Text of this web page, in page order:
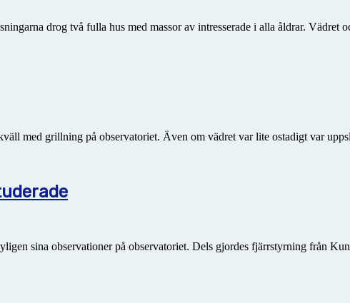
drog två fulla hus med massor av intresserade i alla åldrar. Vädret
med grillning på observatoriet. Även om vädret var lite ostadigt var
sina observationer på observatoriet. Dels gjordes fjärrstyrning från